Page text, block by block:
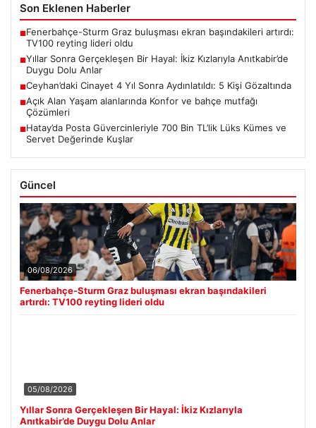
Son Eklenen Haberler
■Fenerbahçe-Sturm Graz buluşması ekran başındakileri artırdı:
TV100 reyting lideri oldu
■Yıllar Sonra Gerçekleşen Bir Hayal: İkiz Kızlarıyla Anıtkabir’de
Duygu Dolu Anlar
■Ceyhan’daki Cinayet 4 Yıl Sonra Aydınlatıldı: 5 Kişi Gözaltında
■Açık Alan Yaşam alanlarında Konfor ve bahçe mutfağı
Çözümleri
■Hatay’da Posta Güvercinleriyle 700 Bin TL’lik Lüks Kümes ve
Servet Değerinde Kuşlar
Güncel
06/08/2026
Fenerbahçe-Sturm Graz buluşması ekran başındakileri
artırdı: TV100 reyting lideri oldu
05/08/2026
Yıllar Sonra Gerçekleşen Bir Hayal: İkiz Kızlarıyla
Anıtkabir’de Duygu Dolu Anlar